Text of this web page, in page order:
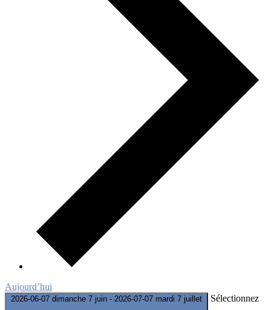
Aujourd’hui
2026-06-07 dimanche 7 juin - 2026-07-07 mardi 7 juillet Sélectionnez